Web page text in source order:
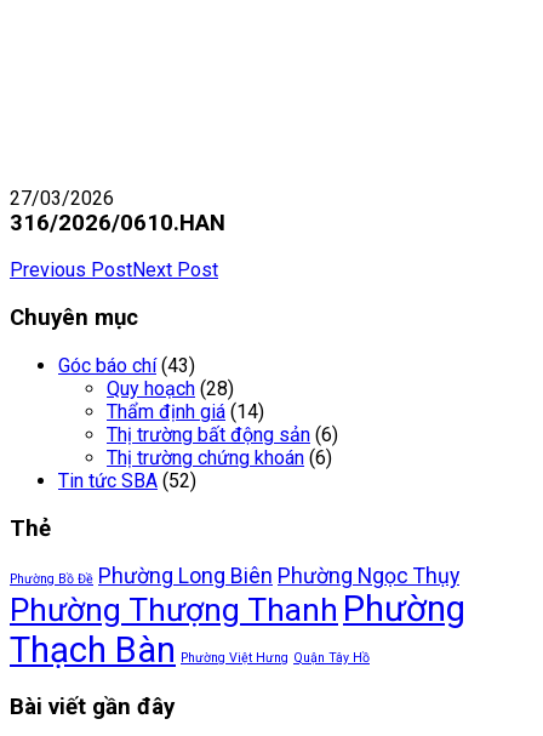
27/03/2026
316/2026/0610.HAN
Previous PostNext Post
Chuyên mục
Góc báo chí (43)
Quy hoạch (28)
Thẩm định giá (14)
Thị trường bất động sản (6)
Thị trường chứng khoán (6)
Tin tức SBA (52)
Thẻ
Phường Bồ Đề Phường Long Biên Phường Ngọc Thụy
Phường Thượng Thanh Phường
Thạch Bàn
Phường Việt Hưng Quận Tây Hồ
Bài viết gần đây